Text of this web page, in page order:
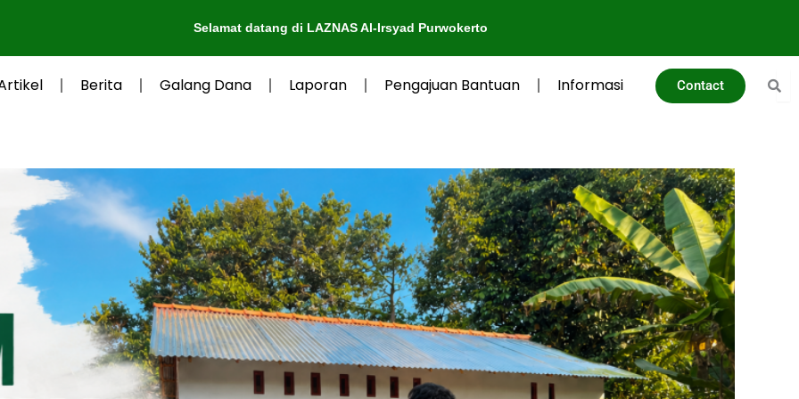
Selamat datang di LAZNAS Al-Irsyad Purwokerto
Berita Galang Dana Laporan Pengajuan Bantuan Informasi Contact